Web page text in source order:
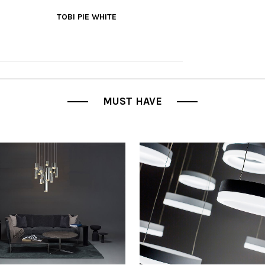
TOBI PIE WHITE
VER MÁS
MUST HAVE